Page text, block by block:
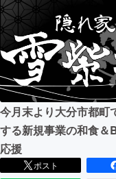
テクノロ
映像・映画
ビジネス
まちづく
今月末より大分市都町
する新規事業の和食＆
応援
ポスト